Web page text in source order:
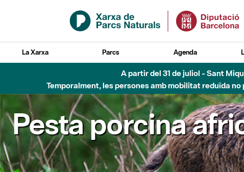
Salta al contingut principal
La Xarxa Parcs Agenda
A partir del 31 de juliol - Sant
Temporalment, les persones amb mobilitat reduïda
Pesta porcina